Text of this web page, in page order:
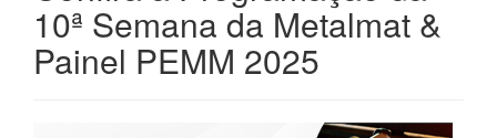
10ª Semana da Metalmat &
Painel PEMM 2025